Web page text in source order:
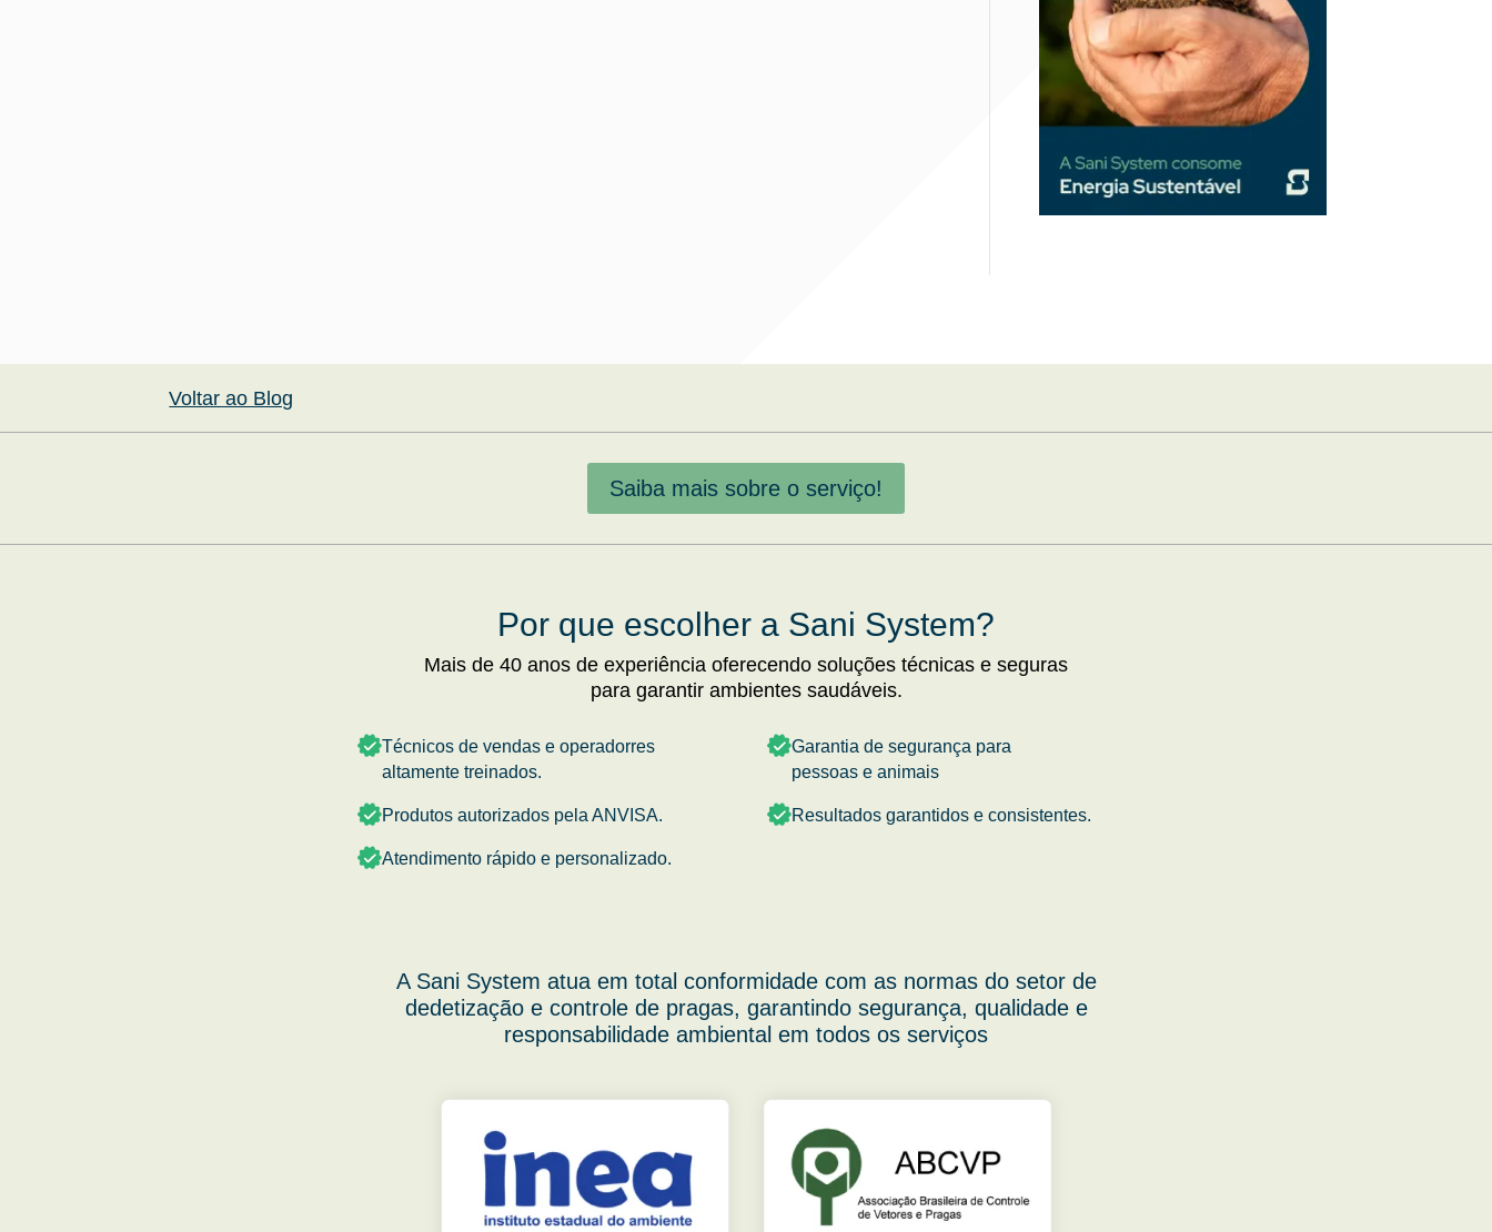
Voltar ao Blog
Saiba mais sobre o serviço!
Por que escolher a Sani System?
Mais de 40 anos de experiência oferecendo soluções técnicas e seguras
para garantir ambientes saudáveis.
Técnicos de vendas e operadorres
altamente treinados.
Produtos autorizados pela ANVISA.
Atendimento rápido e personalizado.
Garantia de segurança para
pessoas e animais
Resultados garantidos e consistentes.
A Sani System atua em total conformidade com as normas do setor de
dedetização e controle de pragas, garantindo segurança, qualidade e
responsabilidade ambiental em todos os serviços